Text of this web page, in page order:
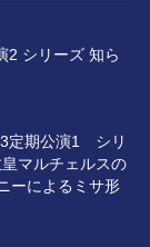
2 シリーズ 知ら
定期公演1 シリ
マルチェルスの
ーによるミサ形